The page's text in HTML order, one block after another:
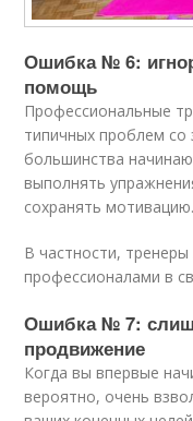
Ошибка № 6:
помощь
Профессиональные
типичных проблем
большинства
выполнять
сохранять мотивацию.
В частности,
профессионалами в
Ошибка № 7:
продвижение
Когда вы впервые
вероятно, очень